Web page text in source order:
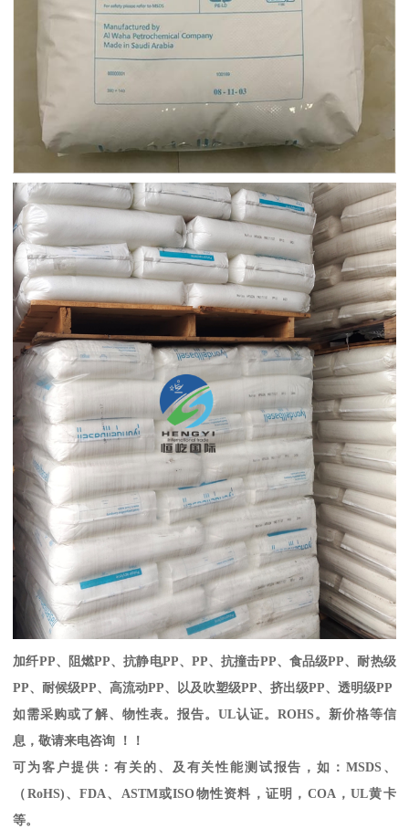
加纤PP、阻燃PP、抗静电PP、 PP、抗撞击PP、食品级PP、耐热级
PP、耐候级PP、高流动PP、以及吹塑级PP、挤出级PP、透明级PP
如需采购或了解、物性表。报告。 UL认证。 ROHS 。新价格等信
息，敬请来电咨询 ！！
可为客户提供：有关的、及有关性能测试报告，如： MSDS 、
（ RoHS) 、FDA、 ASTM或ISO物性资料，证明， COA，UL黄卡
等。